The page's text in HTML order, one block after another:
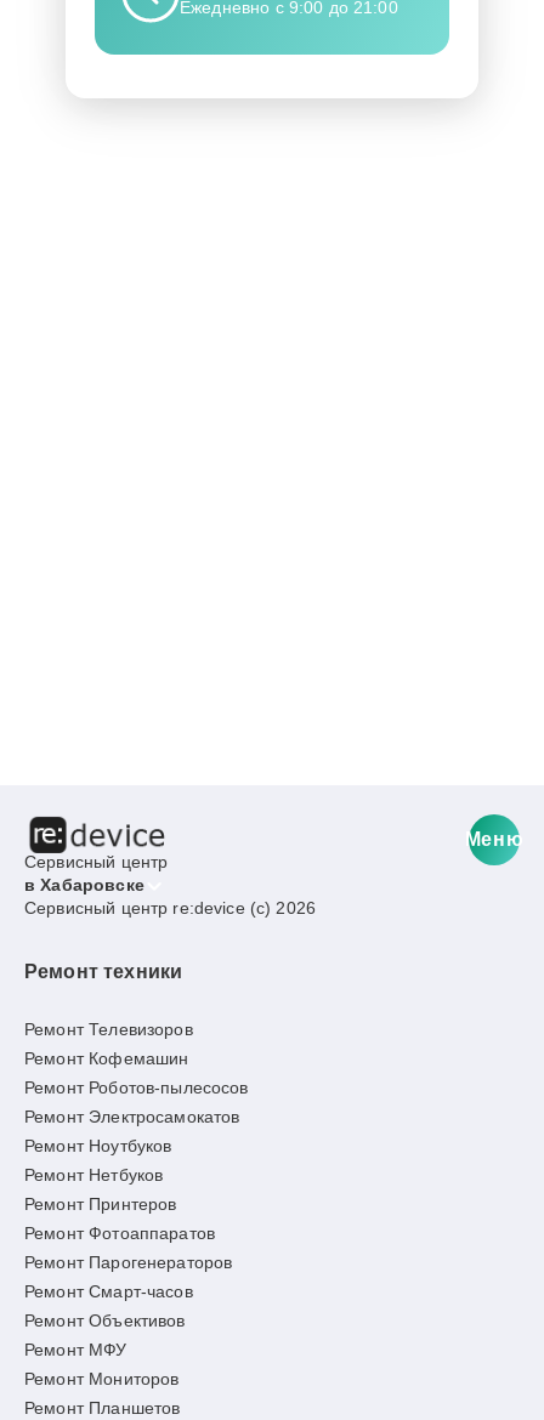
Ежедневно с 9:00 до 21:00
Сервисный центр
в Хабаровске
Меню
Сервисный центр re:device (c) 2026
Ремонт техники
Ремонт Телевизоров
Ремонт Кофемашин
Ремонт Роботов-пылесосов
Ремонт Электросамокатов
Ремонт Ноутбуков
Ремонт Нетбуков
Ремонт Принтеров
Ремонт Фотоаппаратов
Ремонт Парогенераторов
Ремонт Смарт-часов
Ремонт Объективов
Ремонт МФУ
Ремонт Мониторов
Ремонт Планшетов